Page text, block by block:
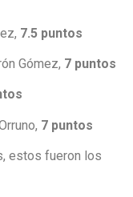
7.5 puntos
Gómez, 7 puntos
7 puntos
estos fueron los